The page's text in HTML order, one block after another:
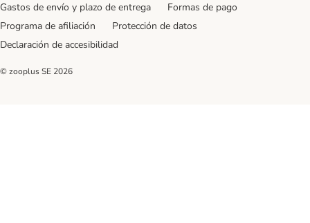
Gastos de envío y plazo de entrega
Formas de pago
Programa de afiliación
Protección de datos
Declaración de accesibilidad
© zooplus SE 2026